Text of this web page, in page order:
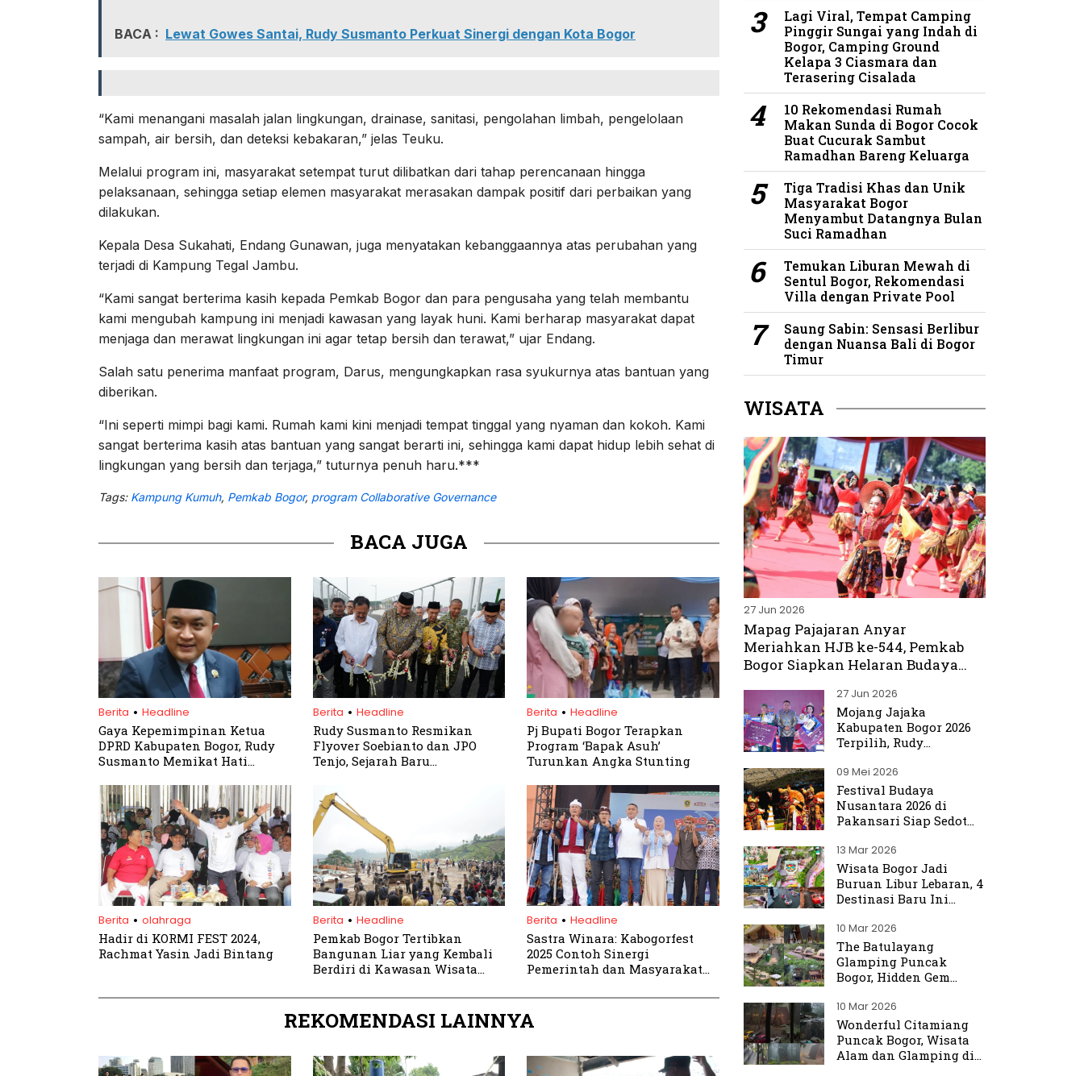
BACA : Lewat Gowes Santai, Rudy Susmanto Perkuat Sinergi dengan Kota Bogor
“Kami menangani masalah jalan lingkungan, drainase, sanitasi, pengolahan limbah, pengelolaan
sampah, air bersih, dan deteksi kebakaran,” jelas Teuku.
Melalui program ini, masyarakat setempat turut dilibatkan dari tahap perencanaan hingga
pelaksanaan, sehingga setiap elemen masyarakat merasakan dampak positif dari perbaikan yang
dilakukan.
Kepala Desa Sukahati, Endang Gunawan, juga menyatakan kebanggaannya atas perubahan yang
terjadi di Kampung Tegal Jambu.
“Kami sangat berterima kasih kepada Pemkab Bogor dan para pengusaha yang telah membantu
kami mengubah kampung ini menjadi kawasan yang layak huni. Kami berharap masyarakat dapat
menjaga dan merawat lingkungan ini agar tetap bersih dan terawat,” ujar Endang.
Salah satu penerima manfaat program, Darus, mengungkapkan rasa syukurnya atas bantuan yang
diberikan.
“Ini seperti mimpi bagi kami. Rumah kami kini menjadi tempat tinggal yang nyaman dan kokoh. Kami
sangat berterima kasih atas bantuan yang sangat berarti ini, sehingga kami dapat hidup lebih sehat di
lingkungan yang bersih dan terjaga,” tuturnya penuh haru.***
Tags: Kampung Kumuh, Pemkab Bogor, program Collaborative Governance
BACA JUGA
Berita . Headline
Gaya Kepemimpinan Ketua
DPRD Kabupaten Bogor, Rudy
Susmanto Memikat Hati
Berita . Headline
Rudy Susmanto Resmikan
Flyover Soebianto dan JPO
Tenjo, Sejarah Baru
Bogor
Berita . Headline
Pj Bupati Bogor Terapkan
Program ‘Bapak Asuh’
Turunkan Angka Stunting
Berita . olahraga
Hadir di KORMI FEST 2024,
Rachmat Yasin Jadi Bintang
Berita . Headline
Pemkab Bogor Tertibkan
Bangunan Liar yang Kembali
Berdiri di Kawasan Wisata
Berita . Headline
Sastra Winara: Kabogorfest
2025 Contoh Sinergi
Pemerintah dan Masyarakat
REKOMENDASI LAINNYA
Lagi Viral, Tempat Camping
Pinggir Sungai yang Indah di
Bogor, Camping Ground
Kelapa 3 Ciasmara dan
Terasering Cisalada
10 Rekomendasi Rumah
Makan Sunda di Bogor Cocok
Buat Cucurak Sambut
Ramadhan Bareng Keluarga
Tiga Tradisi Khas dan Unik
Masyarakat Bogor
Menyambut Datangnya Bulan
Suci Ramadhan
Temukan Liburan Mewah di
Sentul Bogor, Rekomendasi
Villa dengan Private Pool
Saung Sabin: Sensasi Berlibur
dengan Nuansa Bali di Bogor
Timur
WISATA
27 Jun 2026
Mapag Pajajaran Anyar
Meriahkan HJB ke-544, Pemkab
Bogor Siapkan Helaran Budaya
27 Jun 2026
Mojang Jajaka
Kabupaten Bogor 2026
Terpilih, Rudy
Promosikan Bogor ke
Dunia
09 Mei 2026
Festival Budaya
Nusantara 2026 di
Pakansari Siap Sedot
13 Mar 2026
Wisata Bogor Jadi
Buruan Libur Lebaran, 4
Destinasi Baru Ini
10 Mar 2026
The Batulayang
Glamping Puncak
Bogor, Hidden Gem
yang Menenangkan
10 Mar 2026
Wonderful Citamiang
Puncak Bogor, Wisata
Alam dan Glamping di